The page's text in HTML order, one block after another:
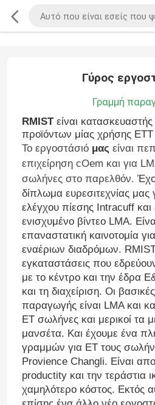
Γύρος
Γραμμή
RMISTείναι
προϊόντων μίας χρήσης
Το εργοστάσιό μας είναι
επιχείρηση cOem και για
σωλήνες στο παρελθόν.
δίπλωμα ευρεσιτεχνίας μας
ελέγχου πίεσης Intracuff και
ενισχυμένο βίντεο LMA.
επαναστατική καινοτομία
εναέριων διαδρόμων. RMIST
εγκαταστάσεις που
με το κέντρο και την έδρα
και τη διαχείριση. Οι
παραγωγής είναι LMA και
ET σωλήνες και μερικοί τα
μανσέτα. Και έχουμε ένα
γραμμών για ET τους
Provience Changli. Είναι
productity και την τεράστια
χαμηλότερο κόστος. Εκτός